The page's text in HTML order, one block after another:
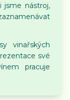
jsme nástroj,
vinařských
své
pracuje